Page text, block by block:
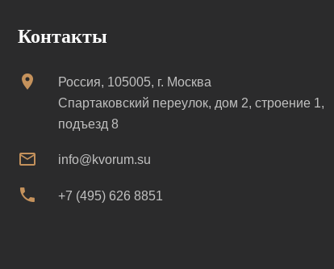
Контакты
Россия, 105005, г. Москва
Спартаковский переулок, дом 2, строение 1,
подъезд 8
info@kvorum.su
+7 (495) 626 8851